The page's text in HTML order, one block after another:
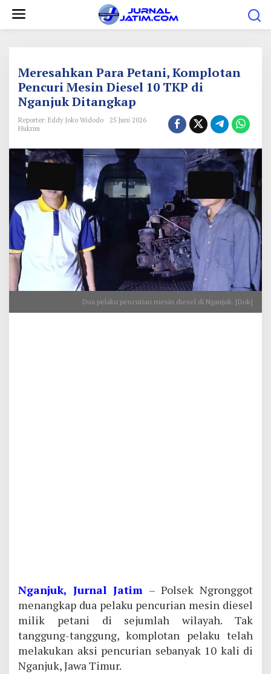
Meresahkan Para Petani, Komplotan
Pencuri Mesin Diesel 10 TKP di
Nganjuk Ditangkap
Reporter: Eddy Joko Widodo
25 Juni 2026
Hukrim
Dua pelaku pencurian mesin diesel di Nganjuk. [Dok]
Nganjuk, Jurnal Jatim – Polsek Ngronggot
menangkap dua pelaku pencurian mesin diesel
milik petani di sejumlah wilayah. Tak
tanggung-tanggung, komplotan pelaku telah
melakukan aksi pencurian sebanyak 10 kali di
Nganjuk, Jawa Timur.